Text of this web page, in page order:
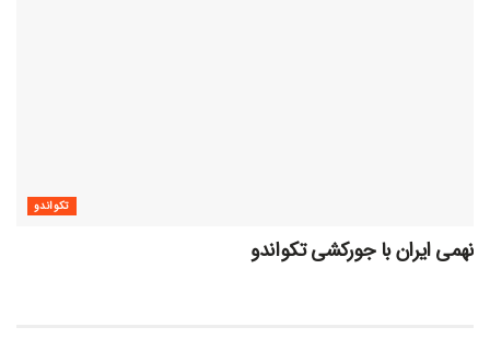
تکواندو
نهمی ایران با جورکشی تکواندو